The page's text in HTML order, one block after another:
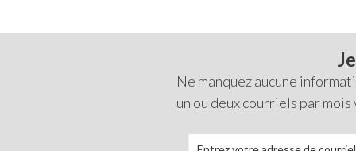
Ne manquez aucune
un ou deux courriels par